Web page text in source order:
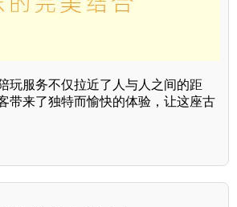
玩服务不仅拉近了人与人之间的距
带来了独特而愉快的体验，让这座古